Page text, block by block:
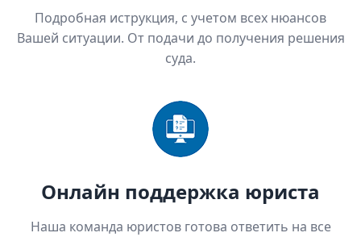
Подробная иструкция, с учетом всех нюансов
Вашей ситуации. От подачи до получения решения
суда.
Онлайн поддержка юриста
Наша команда юристов готова ответить на все